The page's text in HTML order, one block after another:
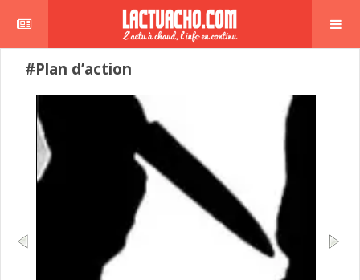
#Plan d’action